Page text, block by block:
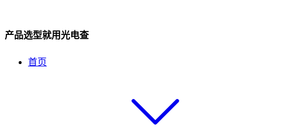
产品选型就用光电查
首页